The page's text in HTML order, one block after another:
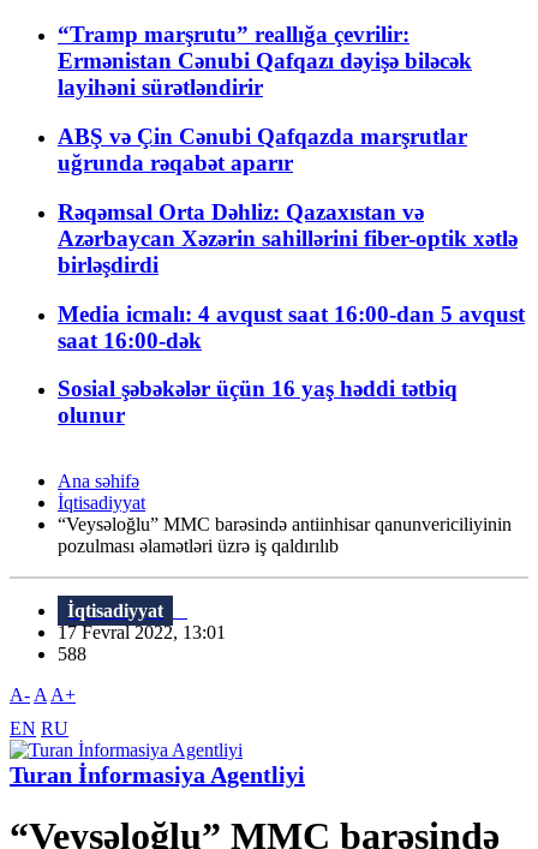
“Tramp marşrutu” reallığa çevrilir:
Ermənistan Cənubi Qafqazı dəyişə biləcək
layihəni sürətləndirir
ABŞ və Çin Cənubi Qafqazda marşrutlar
uğrunda rəqabət aparır
Rəqəmsal Orta Dəhliz: Qazaxıstan və
Azərbaycan Xəzərin sahillərini fiber-optik xətlə
birləşdirdi
Media icmalı: 4 avqust saat 16:00-dan 5 avqust
saat 16:00-dək
Sosial şəbəkələr üçün 16 yaş həddi tətbiq
olunur
Ana səhifə
İqtisadiyyat
“Veysəloğlu” MMC barəsində antiinhisar qanunvericiliyinin
pozulması əlamətləri üzrə iş qaldırılıb
İqtisadiyyat
17 Fevral 2022, 13:01
588
A- A A+
EN RU
Turan İnformasiya Agentliyi
“Veysəloğlu” MMC barəsində